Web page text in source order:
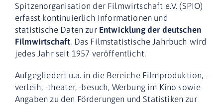
Spitzenorganisation der Filmwirtschaft e.V. (SPIO)
erfasst kontinuierlich Informationen und
statistische Daten zur Entwicklung der deutschen
Filmwirtschaft. Das Filmstatistische Jahrbuch wird
jedes Jahr seit 1957 veröffentlicht.
Aufgegliedert u.a. in die Bereiche Filmproduktion, -
verleih, -theater, -besuch, Werbung im Kino sowie
Angaben zu den Förderungen und Statistiken zur